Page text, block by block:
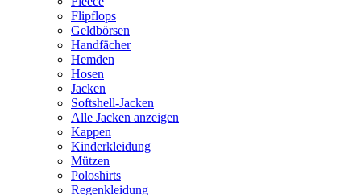
Flipflops
Geldbörsen
Handfächer
Hemden
Hosen
Jacken
Softshell-Jacken
Alle Jacken anzeigen
Kappen
Kinderkleidung
Mützen
Poloshirts
Regenkleidung